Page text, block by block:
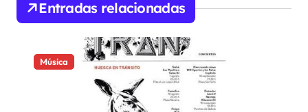
Entradas relacionadas
Música